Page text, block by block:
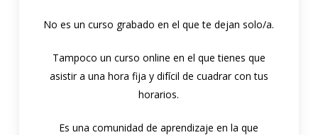
No es un curso grabado en el que te dejan solo/a.
Tampoco un curso online en el que tienes que
asistir a una hora fija y difícil de cuadrar con tus
horarios.
Es una comunidad de aprendizaje en la que